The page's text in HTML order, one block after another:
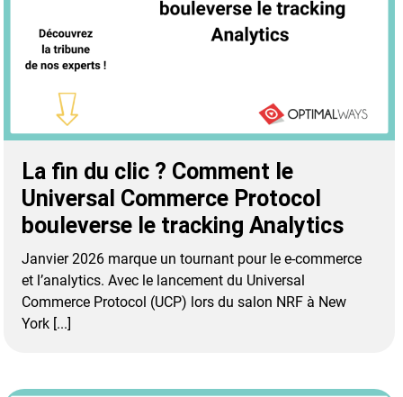
La fin du clic ? Comment le
Universal Commerce Protocol
bouleverse le tracking Analytics
Janvier 2026 marque un tournant pour le e-commerce
et l’analytics. Avec le lancement du Universal
Commerce Protocol (UCP) lors du salon NRF à New
York [...]